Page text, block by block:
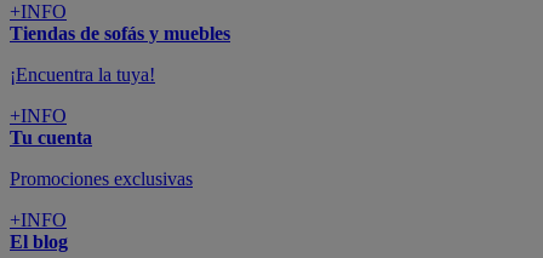
+INFO
Tiendas de sofás y muebles
¡Encuentra la tuya!
+INFO
Tu cuenta
Promociones exclusivas
+INFO
El blog